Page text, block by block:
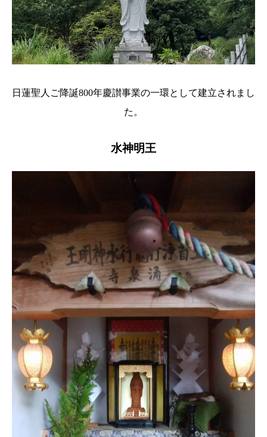
日蓮聖人ご降誕800年慶讃事業の一環として建立されまし
た。
水神明王